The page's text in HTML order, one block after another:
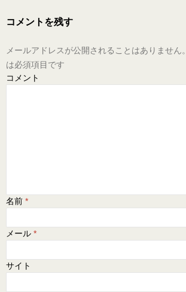
コメントを残す
メールアドレスが公開されることはありません。
は必須項目です
コメント
名前 *
メール *
サイト